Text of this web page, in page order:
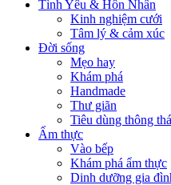
Tình Yêu & Hôn Nhân
Kinh nghiệm cưới
Tâm lý & cảm xúc
Đời sống
Mẹo hay
Khám phá
Handmade
Thư giãn
Tiêu dùng thông
Ẩm thực
Vào bếp
Khám phá ẩm thực
Dinh dưỡng gia